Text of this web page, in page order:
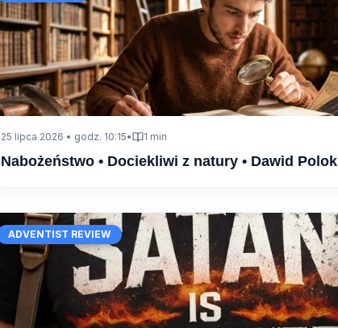
25 lipca 2026 • godz. 10:15• 1 min
Nabożeństwo • Dociekliwi z natury • Dawid Polok
ADVENTIST REVIEW